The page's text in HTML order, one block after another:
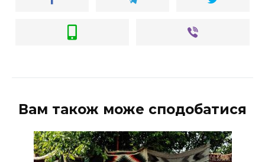
Вам також може сподобатися